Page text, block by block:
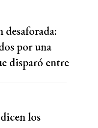
desaforada:
por una
disparó entre
los